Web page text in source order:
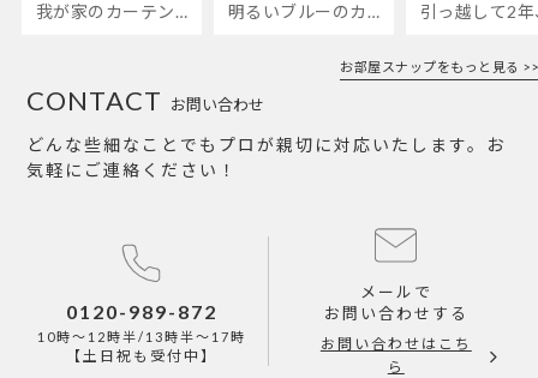
我が家のカーテンが新しくなりました🌼早起きが超絶苦手な私が、思わず朝カーテンを開けて光合成するようになったステンドグラスカーテン…！
明るいブルーのカーテンで、部屋全体が明るく。白を基調とした部屋にぴったりです。
お部屋スナップをもっと見る >>
お問い合わせ
CONTACT
どんな些細なことでもプロが親切に対応いたします。お
気軽にご連絡ください！
0120-989-872
10時～12時半/13時半～17時
【土日祝も受付中】
メールで
お問い合わせする
お問い合わせはこち
ら